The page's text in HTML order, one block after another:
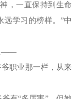
，一直保持到生命
远学习的榜样。”中
——
职业那一栏，从来